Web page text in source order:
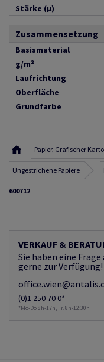
Stärke (µ)
Zusammensetzung
Basismaterial
g/m²
Laufrichtung
Oberfläche
Grundfarbe
Papier, Grafischer
Ungestrichene Papiere
600712
VERKAUF &
Sie haben eine
gerne zur Verfügung!
(0)1 250 70 0*
*Mo-Do 8h-17h, Fr. 8h-12:30h